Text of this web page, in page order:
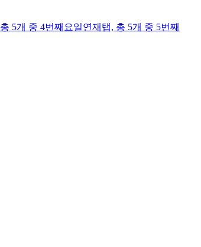
총 5개 중 4번째 요일연재 탭, 총 5개 중 5번째